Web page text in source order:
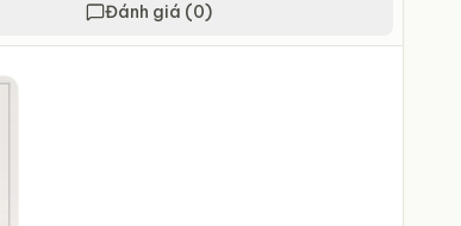
Đánh giá (0)